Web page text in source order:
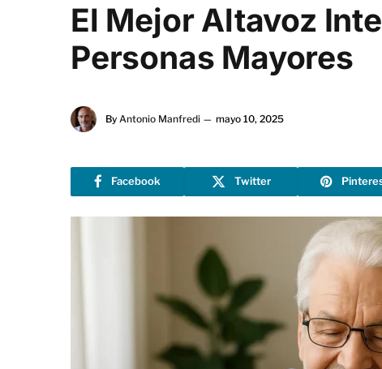
El Mejor Altavoz
Personas Mayores
By Antonio Manfredi mayo 10, 2025
Facebook Twitter